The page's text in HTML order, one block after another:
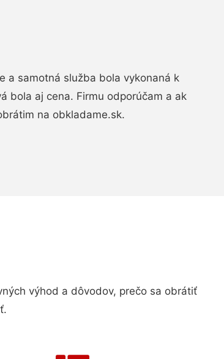
a samotná služba bola vykonaná k
bola aj cena. Firmu odporúčam a ak
na obkladame.sk.
výhod a dôvodov, prečo sa obrátiť